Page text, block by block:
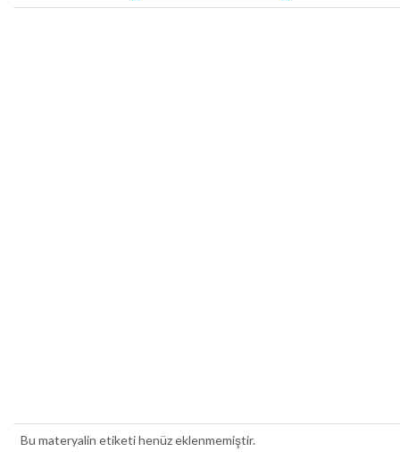
Bu materyalin etiketi henüz eklenmemiştir.